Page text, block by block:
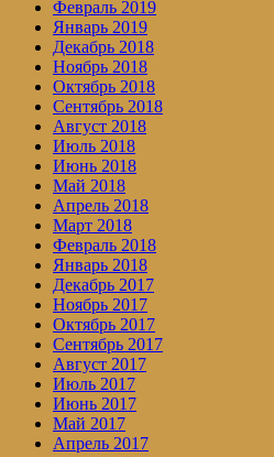
Февраль 2019
Январь 2019
Декабрь 2018
Ноябрь 2018
Октябрь 2018
Сентябрь 2018
Август 2018
Июль 2018
Июнь 2018
Май 2018
Апрель 2018
Март 2018
Февраль 2018
Январь 2018
Декабрь 2017
Ноябрь 2017
Октябрь 2017
Сентябрь 2017
Август 2017
Июль 2017
Июнь 2017
Май 2017
Апрель 2017